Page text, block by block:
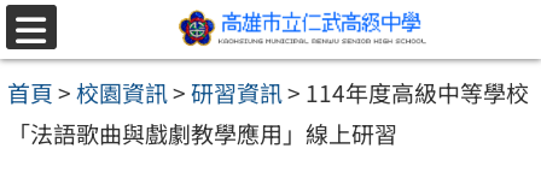
跳至主要內容區
選
單
首頁>校園資訊>研習資訊> 114年度高級中等學校
「法語歌曲與戲劇教學應用」線上研習